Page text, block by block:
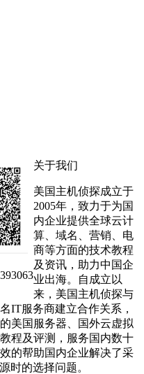
关于我们
美国主机侦探成立于
2005年，致力于为国
内企业提供全球云计
算、域名、营销、电
商等方面的技术教程
及资讯，助力中国企
业出海。自成立以
来，美国主机侦探与
IT服务商建立合作关系，
美国服务器、国外云虚拟
程及评测，服务国内数十
的帮助国内企业解决了采
时的选择问题。